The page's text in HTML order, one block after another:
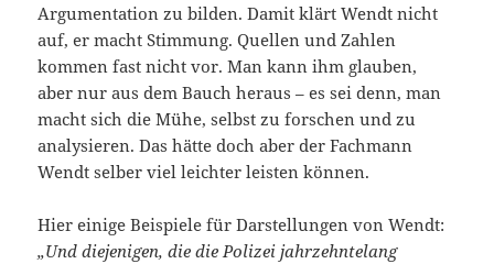
Argumentation zu bilden. Damit klärt Wendt nicht
auf, er macht Stimmung. Quellen und Zahlen
kommen fast nicht vor. Man kann ihm glauben,
aber nur aus dem Bauch heraus – es sei denn, man
macht sich die Mühe, selbst zu forschen und zu
analysieren. Das hätte doch aber der Fachmann
Wendt selber viel leichter leisten können.
Hier einige Beispiele für Darstellungen von Wendt:
„Und diejenigen, die die Polizei jahrzehntelang